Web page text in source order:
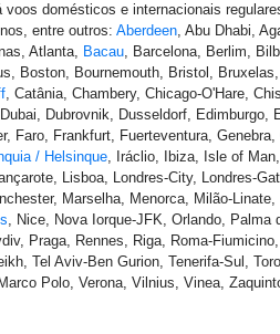
domésticos e internacionais
entre outros: Aberdeen, Abu Dhabi,
Atlanta, Bacau, Barcelona, Berlim,
Boston, Bournemouth, Bristol,
, Catânia, Chambery, Chicago-O'Hare,
Dubrovnik, Dusseldorf, Edimburgo,
Faro, Frankfurt, Fuerteventura,
/ Helsinque, Iráclio, Ibiza, Isle of
Lisboa, Londres-City, Londres-
Marselha, Menorca, Milão-
, Nice, Nova Iorque-JFK, Orlando, Palma
Praga, Rennes, Riga, Roma-
Tel Aviv-Ben Gurion, Tenerifa-Sul,
Polo, Verona, Vilnius, Vinea,